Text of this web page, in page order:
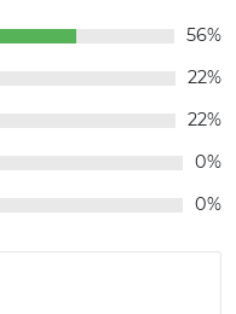
56%
22%
22%
0%
0%